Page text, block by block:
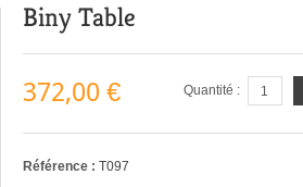
Biny Table
372,00 € Quantité :
Référence : T097